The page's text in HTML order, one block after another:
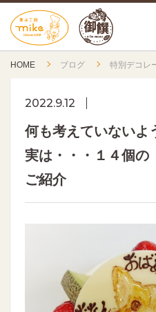
HOME ブログ 特別デコレ
2022.9.12
何も考えていないよ
実は・・・１４個の
ご紹介